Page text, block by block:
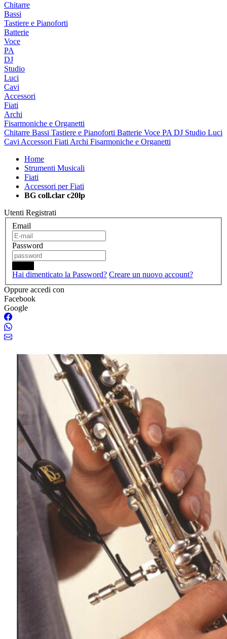
Chitarre
Bassi
Tastiere e Pianoforti
Batterie
Voce
PA
DJ
Studio
Luci
Cavi
Accessori
Fiati
Archi
Fisarmoniche e Organetti
Chitarre Bassi Tastiere e Pianoforti Batterie Voce PA DJ Studio Luci
Cavi Accessori Fiati Archi Fisarmoniche e Organetti
Home
Strumenti Musicali
Fiati
Accessori per Fiati
BG coll.clar c20lp
Utenti Registrati
Email
Password
Hai dimenticato la Password? Creare un nuovo account?
Oppure accedi con
Facebook
Google